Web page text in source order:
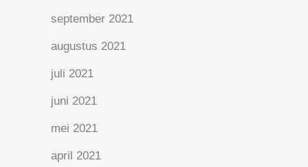
september 2021
augustus 2021
juli 2021
juni 2021
mei 2021
april 2021